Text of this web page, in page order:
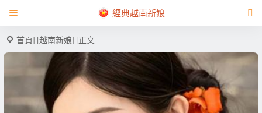
經典越南新娘
首頁 越南新娘 正文